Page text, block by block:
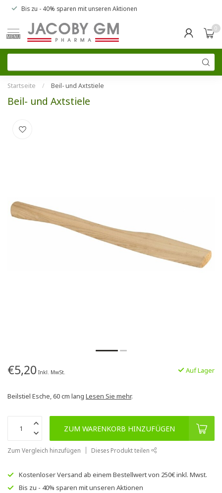
Bis zu - 40% sparen mit unseren Aktionen
MENU
0
Startseite / Beil- und Axtstiele
Beil- und Axtstiele
€5,20 Inkl. MwSt. Auf Lager
Beilstiel Esche, 60 cm lang Lesen Sie mehr.
ZUM WARENKORB HINZUFÜGEN
Zum Vergleich hinzufügen Dieses Produkt teilen
Kostenloser Versand ab einem Bestellwert von 250€inkl. Mwst.
Bis zu - 40% sparen mit unseren Aktionen